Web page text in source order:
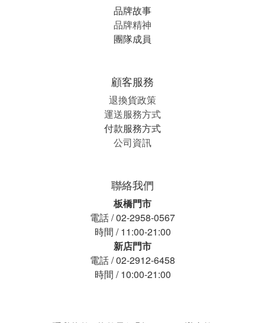
品牌故事
品牌精神
團隊成員
顧客服務
退換貨政策
運送服務方式
付款服務方式
公司資訊
聯絡我們
板橋門市
電話 / 02-2958-0567
時間 / 11:00-21:00
新店門市
電話 / 02-2912-6458
時間 / 10:00-21:00